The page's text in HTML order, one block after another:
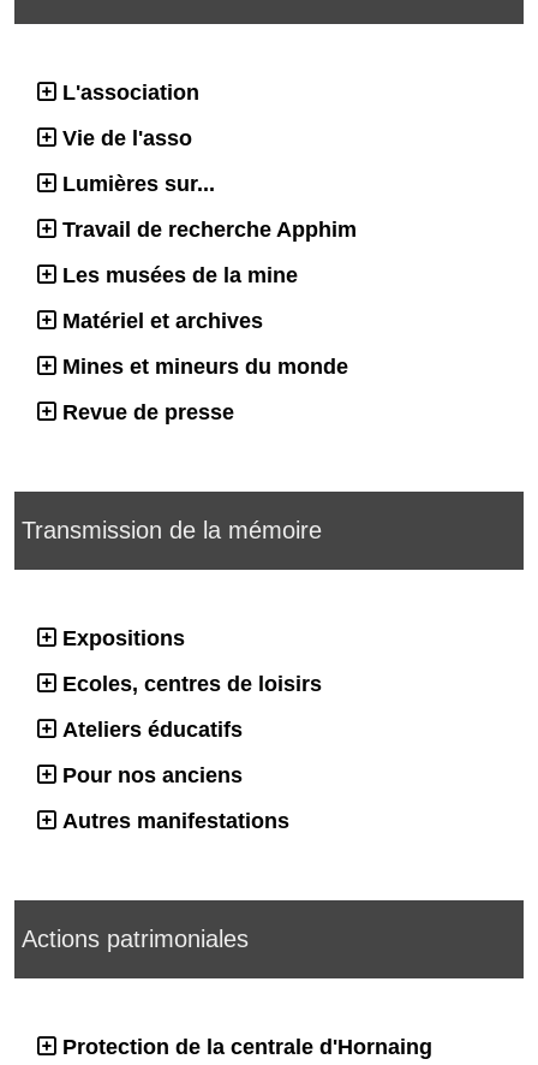
L'association
Vie de l'asso
Lumières sur...
Travail de recherche Apphim
Les musées de la mine
Matériel et archives
Mines et mineurs du monde
Revue de presse
Transmission de la mémoire
Expositions
Ecoles, centres de loisirs
Ateliers éducatifs
Pour nos anciens
Autres manifestations
Actions patrimoniales
Protection de la centrale d'Hornaing